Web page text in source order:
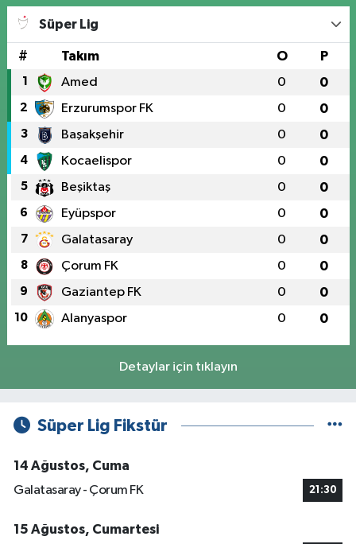
Süper Lig
# Takım O P
1 Amed 0 0
2 Erzurumspor FK 0 0
3 Başakşehir 0 0
4 Kocaelispor 0 0
5 Beşiktaş 0 0
6 Eyüpspor 0 0
7 Galatasaray 0 0
8 Çorum FK 0 0
9 Gaziantep FK 0 0
10 Alanyaspor 0 0
Detaylar için tıklayın
Süper Lig Fikstür
14 Ağustos, Cuma
Galatasaray - Çorum FK
21:30
15 Ağustos, Cumartesi